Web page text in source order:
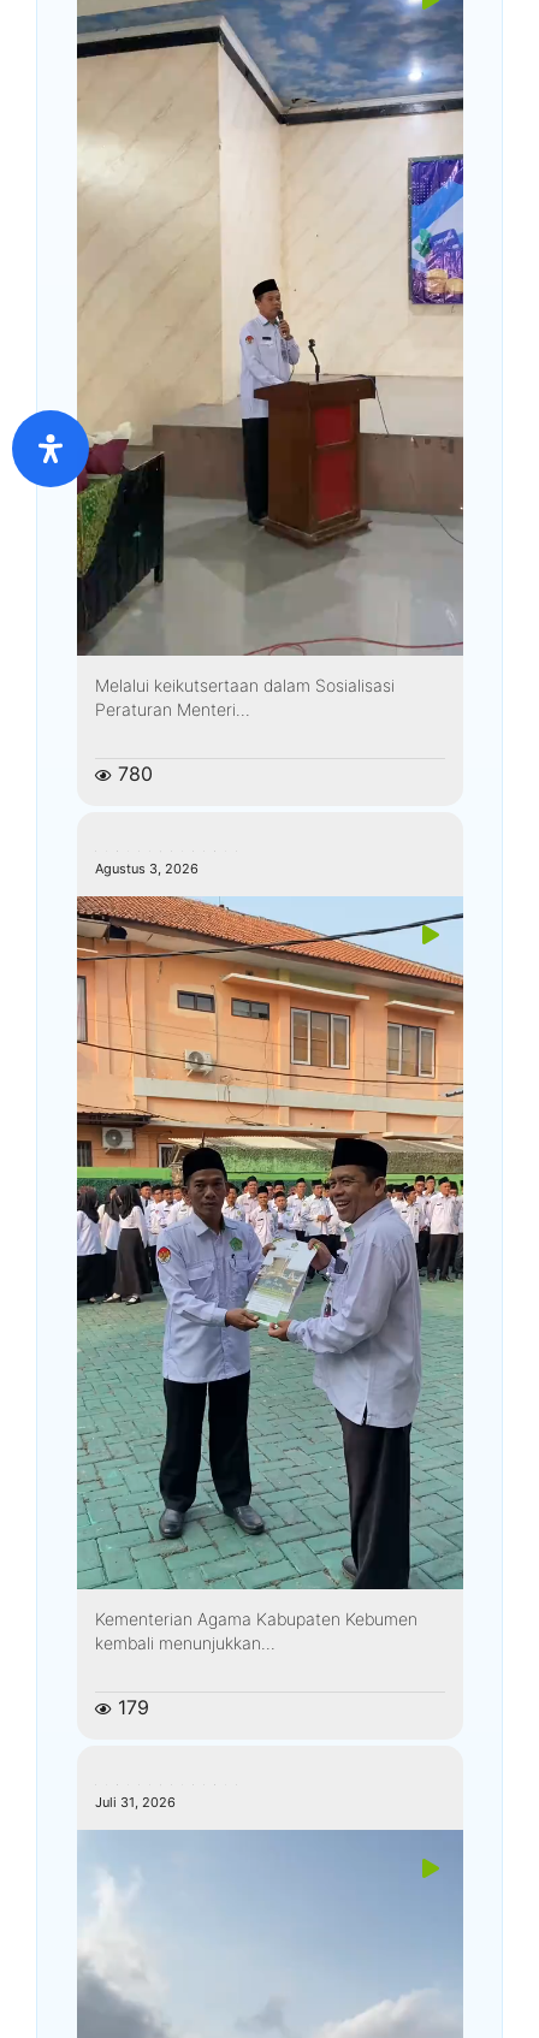
Melalui keikutsertaan dalam Sosialisasi
Peraturan Menteri...
780
Agustus 3, 2026
Kementerian Agama Kabupaten Kebumen
kembali menunjukkan...
179
Juli 31, 2026